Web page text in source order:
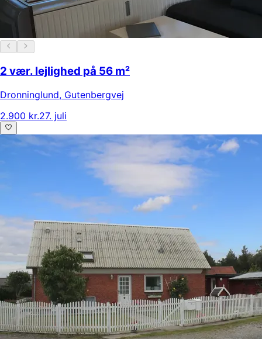
2 vær. lejlighed på 56 m²
Dronninglund, Gutenbergvej
2.900 kr.27. juli